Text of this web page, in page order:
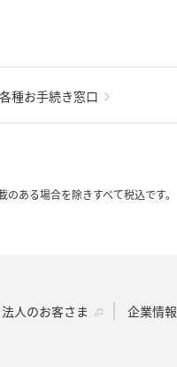
各種お手続き窓口
ある場合を除きすべて税込です。
法人のお客さま
企業情報